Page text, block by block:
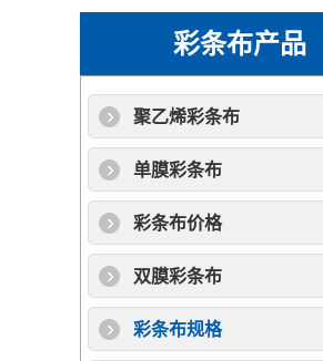
彩条布产品
聚乙烯彩条布
单膜彩条布
彩条布价格
双膜彩条布
彩条布规格